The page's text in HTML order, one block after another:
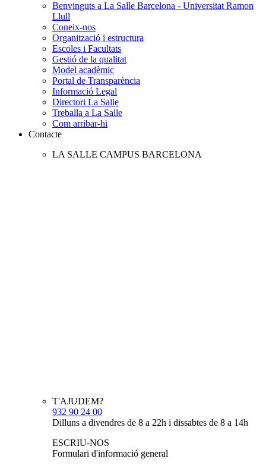
Benvinguts a La Salle Barcelona - Universitat Ramon
Llull
Coneix-nos
Organització i estructura
Escoles i Facultats
Gestió de la qualitat
Model acadèmic
Portal de Transparència
Informació Legal
Directori La Salle
Treballa a La Salle
Com arribar-hi
Contacte
LA SALLE CAMPUS BARCELONA
T'AJUDEM?
932 90 24 00
Dilluns a divendres de 8 a 22h i dissabtes de 8 a 14h
ESCRIU-NOS
Formulari d'informació general